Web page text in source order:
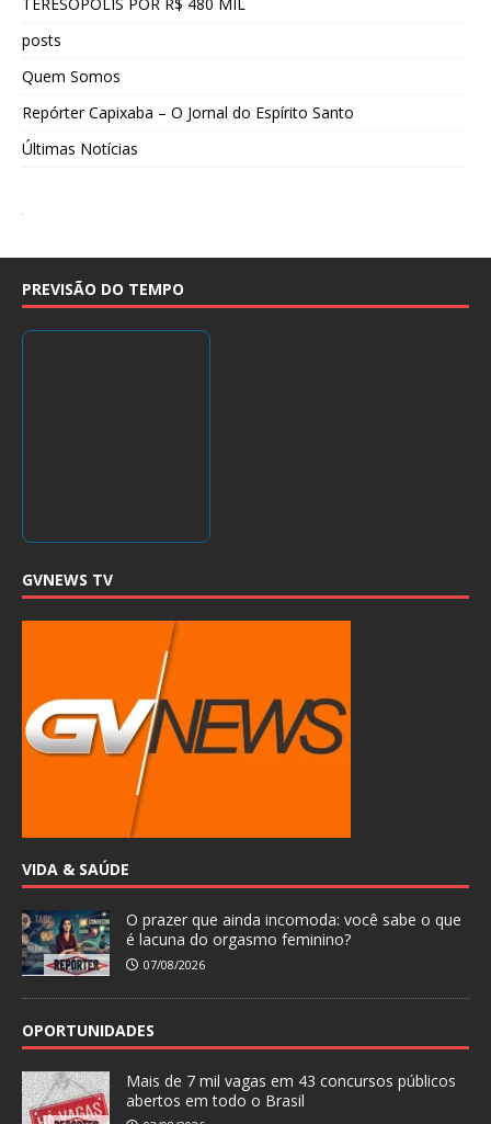
TERESÓPOLIS POR R$ 480 MIL
posts
Quem Somos
Repórter Capixaba – O Jornal do Espírito Santo
Últimas Notícias
PREVISÃO DO TEMPO
GVNEWS TV
VIDA & SAÚDE
O prazer que ainda incomoda: você sabe o que
é lacuna do orgasmo feminino?
07/08/2026
OPORTUNIDADES
Mais de 7 mil vagas em 43 concursos públicos
abertos em todo o Brasil